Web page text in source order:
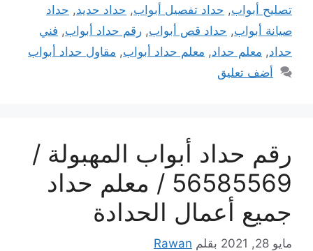
تصليح أبواب, حداد تفصيل أبواب, حداد حديد, حداد
صيانة أبواب, حداد قص أبواب, رقم حداد أبواب, فني
حداد, معلم حداد, معلم حداد أبواب, مقاول حداد أبواب
أضف تعليق
رقم حداد أبواب المهبولة /
56585569 / معلم حداد
جميع أعمال الحدادة
مايو 28, 2021 بقلم Rawan